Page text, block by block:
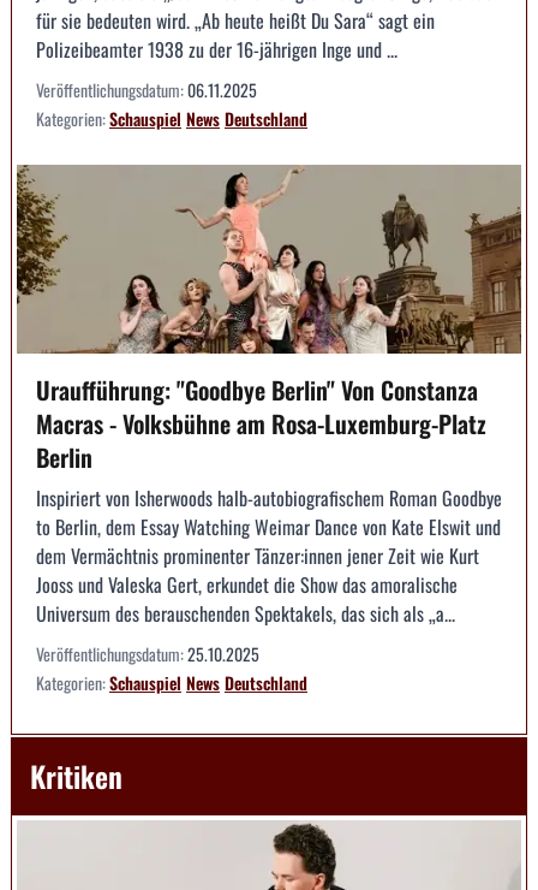
für sie bedeuten wird. „Ab heute heißt Du Sara“ sagt ein
Polizeibeamter 1938 zu der 16-jährigen Inge und ...
Veröffentlichungsdatum:06.11.2025
Kategorien:Schauspiel NewsDeutschland
Uraufführung: "Goodbye Berlin" Von Constanza
Macras - Volksbühne am Rosa-Luxemburg-Platz
Berlin
Inspiriert von Isherwoods halb-autobiografischem Roman Goodbye
to Berlin, dem Essay Watching Weimar Dance von Kate Elswit und
dem Vermächtnis prominenter Tänzer:innen jener Zeit wie Kurt
Jooss und Valeska Gert, erkundet die Show das amoralische
Universum des berauschenden Spektakels, das sich als „a...
Veröffentlichungsdatum:25.10.2025
Kategorien:Schauspiel NewsDeutschland
Kritiken